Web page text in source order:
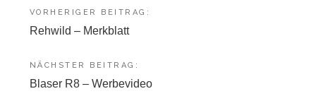
Beitragsnavigation
VORHERIGER BEITRAG:
Rehwild – Merkblatt
NÄCHSTER BEITRAG:
Blaser R8 – Werbevideo